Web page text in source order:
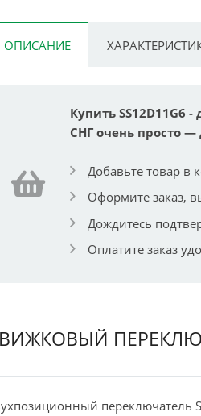
ОПИСАНИЕ
Купить
СНГ очень просто —
Добавьте товар в
Оформите заказ,
Дождитесь
Оплатите заказ
переключатель